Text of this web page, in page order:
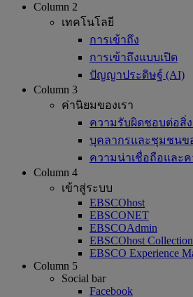
Column 2
เทคโนโลยี
การเข้าถึง
การเข้าถึงแบบเปิด
ปัญญาประดิษฐ์ (AI)
Column 3
ค่านิยมของเรา
ความรับผิดชอบต่อสิ่
บุคลากรและชุมชนขอ
ความน่าเชื่อถือและ
Column 4
เข้าสู่ระบบ
EBSCOhost
EBSCONET
EBSCOAdmin
EBSCOhost
EBSCO Experience
Column 5
Social bar
Facebook